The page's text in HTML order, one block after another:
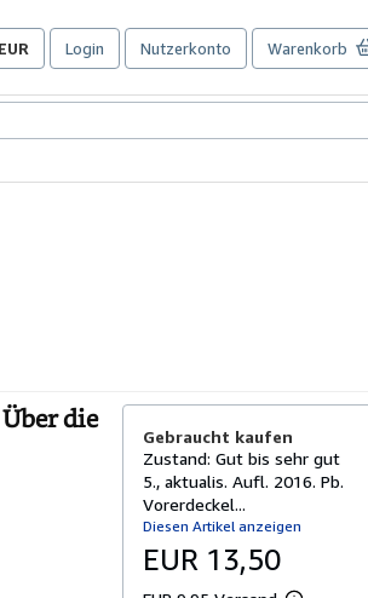
EUR
Login Nutzerkonto Warenkorb
die
Gebraucht kaufen
Zustand: Gut bis sehr gut
5., aktualis. Aufl. 2016. Pb.
Vorerdeckel...
Diesen Artikel anzeigen
EUR 13,50